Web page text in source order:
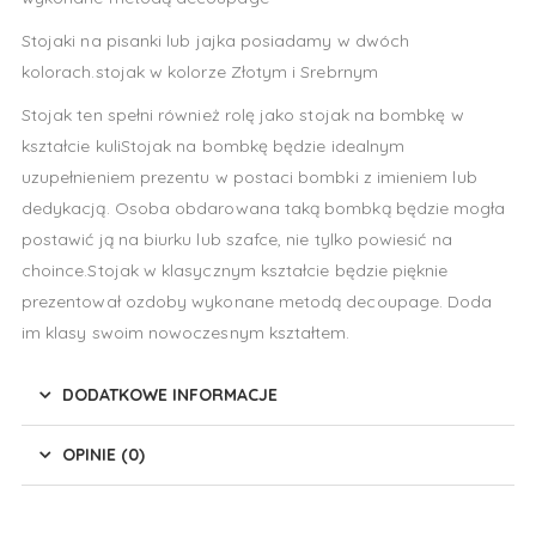
Stojaki na pisanki lub jajka posiadamy w dwóch
kolorach.stojak w kolorze Złotym i Srebrnym
Stojak ten spełni również rolę jako stojak na bombkę w
kształcie kuliStojak na bombkę będzie idealnym
uzupełnieniem prezentu w postaci bombki z imieniem lub
dedykacją. Osoba obdarowana taką bombką będzie mogła
postawić ją na biurku lub szafce, nie tylko powiesić na
choince.Stojak w klasycznym kształcie będzie pięknie
prezentował ozdoby wykonane metodą decoupage. Doda
im klasy swoim nowoczesnym kształtem.
DODATKOWE INFORMACJE
OPINIE (0)